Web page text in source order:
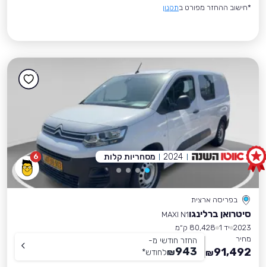
*חישוב ההחזר מפורט בתקנון
6
בפריסה ארצית
סיטרואן ברלינגוMAXI N1
2023 יד 1
80,428 ק״מ
מחיר
91,492
₪
החזר חודשי מ-
943
₪לחודש*
2024 מסחריות קלות